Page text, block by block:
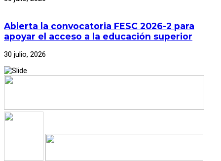
Abierta la convocatoria FESC 2026-2 para
apoyar el acceso a la educación superior
30 julio, 2026